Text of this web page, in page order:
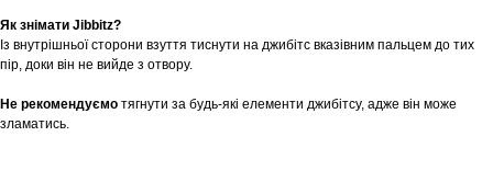
Як знімати Jibbitz?
Із внутрішньої сторони взуття тиснути на джибітс вказівним пальцем до тих
пір, доки він не вийде з отвору.
Не рекомендуємо тягнути за будь-які елементи джибітсу, адже він може
зламатись.